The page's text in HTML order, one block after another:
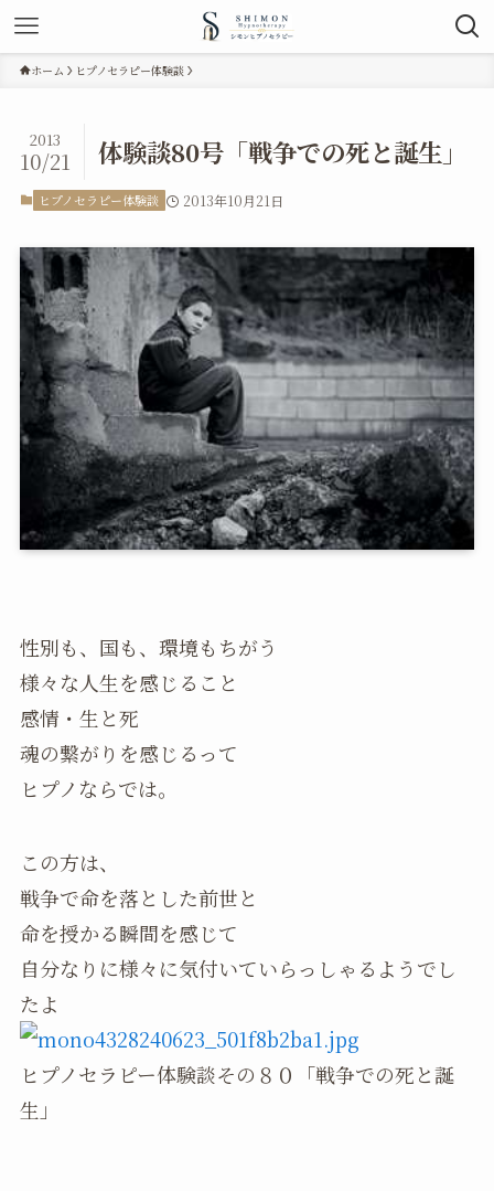
ホーム ヒプノセラピー体験談
体験談80号「戦争での死と誕生」
2013
10/21
ヒプノセラピー体験談 2013年10月21日
性別も、国も、環境もちがう
様々な人生を感じること
感情・生と死
魂の繋がりを感じるって
ヒプノならでは。
この方は、
戦争で命を落とした前世と
命を授かる瞬間を感じて
自分なりに様々に気付いていらっしゃるようでし
たよ
ヒプノセラピー体験談その８０「戦争での死と誕
生」